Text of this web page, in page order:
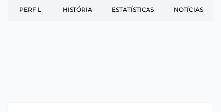
PERFIL HISTÓRIA ESTATÍSTICAS NOTÍCIAS